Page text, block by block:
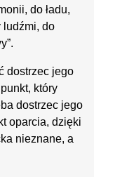
do ładu,
ludźmi, do
dostrzec jego
który
dostrzec jego
oparcia, dzięki
nieznane, a